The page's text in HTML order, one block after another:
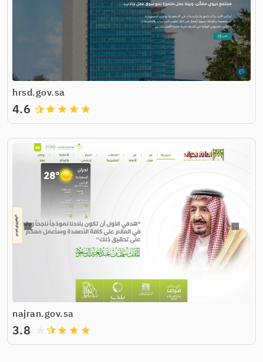
hrsd.gov.sa
grade
grade
grade
grade
4.6
najran.gov.sa
grade
grade
grade
3.8